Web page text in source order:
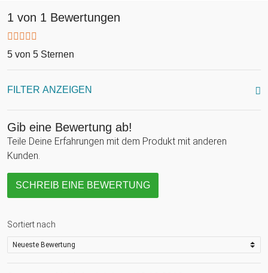
1 von 1 Bewertungen
5 von 5 Sternen
FILTER ANZEIGEN
Gib eine Bewertung ab!
Teile Deine Erfahrungen mit dem Produkt mit anderen
Kunden.
SCHREIB EINE BEWERTUNG
Sortiert nach